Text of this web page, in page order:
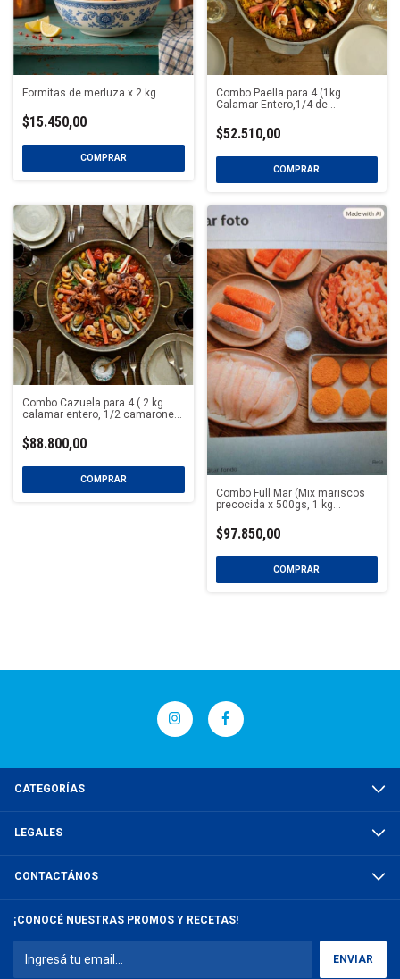
Formitas de merluza x 2 kg
$15.450,00
COMPRAR
Combo Paella para 4 (1kg
Calamar Entero,1/4 de
mariscos, 1/2 Mejillones
Pelados)
$52.510,00
Combo Cazuela para 4 ( 2 kg
calamar entero, 1/2 camarones
Mejillon Pelado, 1/2 pulpitos
$88.800,00
Combo Full Mar (Mix mariscos
precocida x 500gs, 1 kg
porc.de trucha salmonada., 2
porc. salmón rosado, 1Kg Filet
$97.850,00
CATEGORÍAS
LEGALES
CONTACTÁNOS
¡CONOCÉ NUESTRAS PROMOS Y RECETAS!